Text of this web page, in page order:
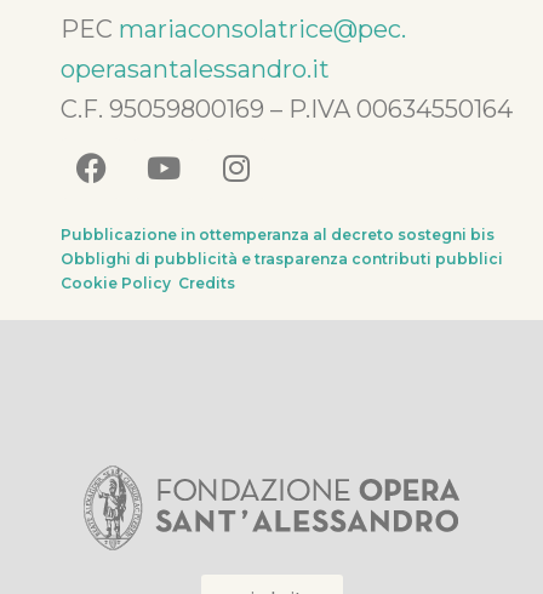
PEC mariaconsolatrice@pec.
operasantalessandro.it
C.F. 95059800169 – P.IVA 00634550164
Pubblicazione in ottemperanza al decreto sostegni bis
Obblighi di pubblicità e trasparenza contributi pubblici
Cookie Policy Credits